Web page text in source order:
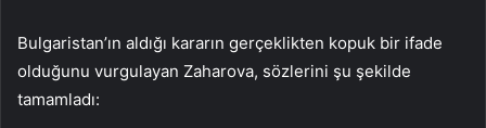
Bulgaristan’ın aldığı kararın gerçeklikten kopuk bir ifade
olduğunu vurgulayan Zaharova, sözlerini şu şekilde
tamamladı: